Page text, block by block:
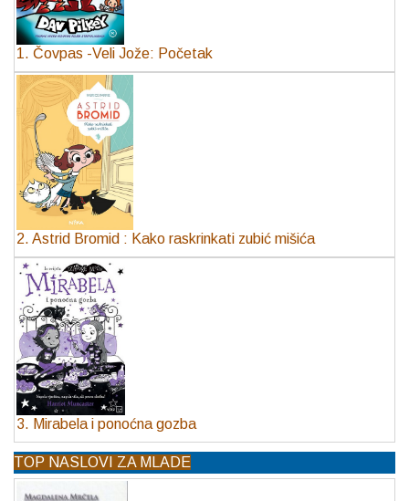
1. Čovpas -Veli Jože: Početak
2. Astrid Bromid : Kako raskrinkati zubić mišića
3. Mirabela i ponoćna gozba
TOP NASLOVI ZA MLADE